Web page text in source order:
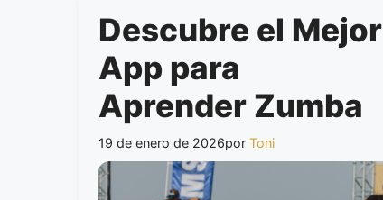
Descubre el Mejor
App para
Aprender Zumba
19 de enero de 2026por Toni